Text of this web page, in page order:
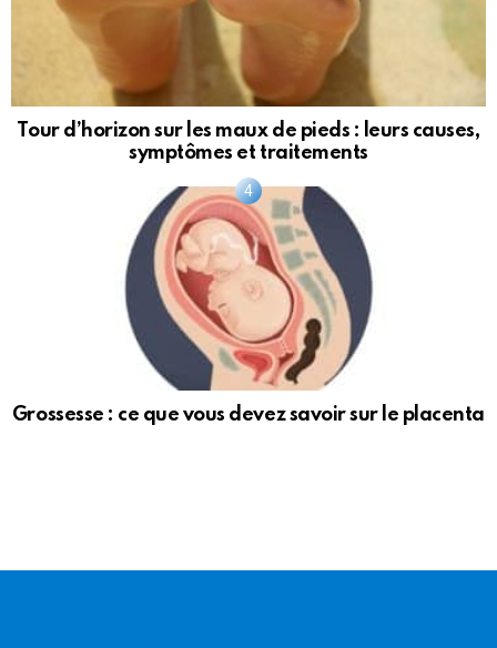
Tour d’horizon sur les maux de pieds : leurs causes,
symptômes et traitements
Grossesse : ce que vous devez savoir sur le placenta